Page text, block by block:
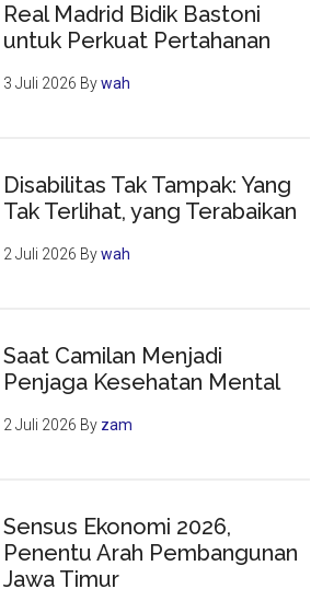
Real Madrid Bidik Bastoni
untuk Perkuat Pertahanan
3 Juli 2026 Bywah
Disabilitas Tak Tampak: Yang
Tak Terlihat, yang Terabaikan
2 Juli 2026 Bywah
Saat Camilan Menjadi
Penjaga Kesehatan Mental
2 Juli 2026 By zam
Sensus Ekonomi 2026,
Penentu Arah Pembangunan
Jawa Timur